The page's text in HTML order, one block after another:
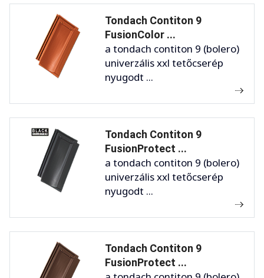
Tondach Contiton 9
FusionColor ...
a tondach contiton 9 (bolero)
univerzális xxl tetőcserép
nyugodt ...
Tondach Contiton 9
FusionProtect ...
a tondach contiton 9 (bolero)
univerzális xxl tetőcserép
nyugodt ...
Tondach Contiton 9
FusionProtect ...